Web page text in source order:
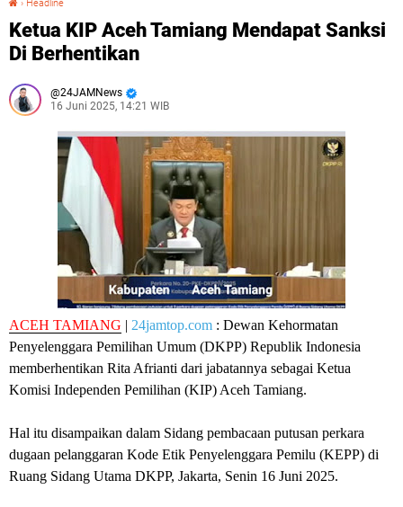
› Headline
Ketua KIP Aceh Tamiang Mendapat Sanksi
Di Berhentikan
24JAMNews
16 Juni 2025, 14:21 WIB
ACEH TAMIANG | 24jamtop.com : Dewan Kehormatan
Penyelenggara Pemilihan Umum (DKPP) Republik Indonesia
memberhentikan Rita Afrianti dari jabatannya sebagai Ketua
Komisi Independen Pemilihan (KIP) Aceh Tamiang.
Hal itu disampaikan dalam Sidang pembacaan putusan perkara
dugaan pelanggaran Kode Etik Penyelenggara Pemilu (KEPP) di
Ruang Sidang Utama DKPP, Jakarta, Senin 16 Juni 2025.